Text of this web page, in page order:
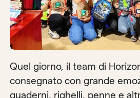
Quel giorno, il team di
consegnato con grande
quaderni, righelli, penne e